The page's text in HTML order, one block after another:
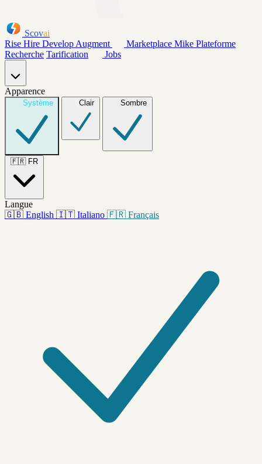
Scovai
Rise Hire Develop Augment Marketplace Mike Plateforme
Recherche Tarification Jobs
Apparence
Système Clair Sombre
🇫🇷 FR
Langue
🇬🇧 English 🇮🇹 Italiano 🇫🇷 Français